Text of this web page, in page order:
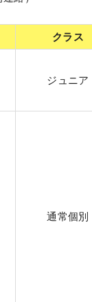
クラス
ジュニア
通常個別